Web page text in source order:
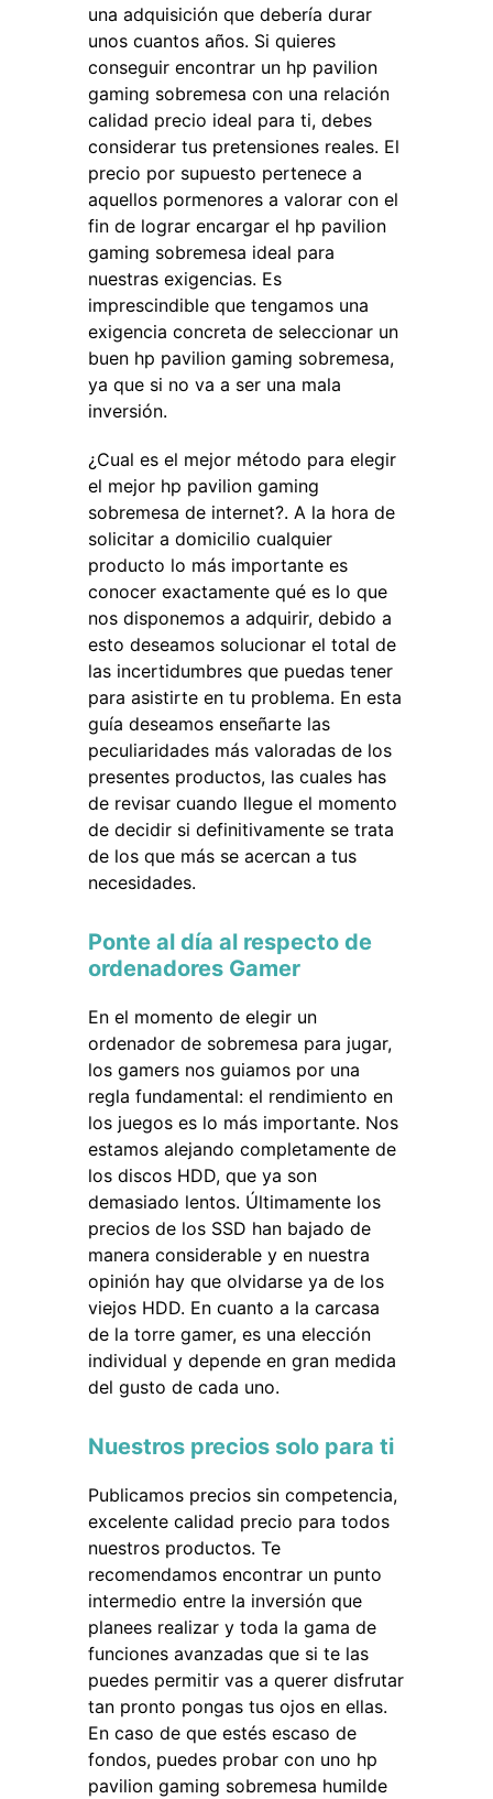
una adquisición que debería durar
unos cuantos años. Si quieres
conseguir encontrar un hp pavilion
gaming sobremesa con una relación
calidad precio ideal para ti, debes
considerar tus pretensiones reales. El
precio por supuesto pertenece a
aquellos pormenores a valorar con el
fin de lograr encargar el hp pavilion
gaming sobremesa ideal para
nuestras exigencias. Es
imprescindible que tengamos una
exigencia concreta de seleccionar un
buen hp pavilion gaming sobremesa,
ya que si no va a ser una mala
inversión.
¿Cual es el mejor método para elegir
el mejor hp pavilion gaming
sobremesa de internet?. A la hora de
solicitar a domicilio cualquier
producto lo más importante es
conocer exactamente qué es lo que
nos disponemos a adquirir, debido a
esto deseamos solucionar el total de
las incertidumbres que puedas tener
para asistirte en tu problema. En esta
guía deseamos enseñarte las
peculiaridades más valoradas de los
presentes productos, las cuales has
de revisar cuando llegue el momento
de decidir si definitivamente se trata
de los que más se acercan a tus
necesidades.
Ponte al día al respecto de
ordenadores Gamer
En el momento de elegir un
ordenador de sobremesa para jugar,
los gamers nos guiamos por una
regla fundamental: el rendimiento en
los juegos es lo más importante. Nos
estamos alejando completamente de
los discos HDD, que ya son
demasiado lentos. Últimamente los
precios de los SSD han bajado de
manera considerable y en nuestra
opinión hay que olvidarse ya de los
viejos HDD. En cuanto a la carcasa
de la torre gamer, es una elección
individual y depende en gran medida
del gusto de cada uno.
Nuestros precios solo para ti
Publicamos precios sin competencia,
excelente calidad precio para todos
nuestros productos. Te
recomendamos encontrar un punto
intermedio entre la inversión que
planees realizar y toda la gama de
funciones avanzadas que si te las
puedes permitir vas a querer disfrutar
tan pronto pongas tus ojos en ellas.
En caso de que estés escaso de
fondos, puedes probar con uno hp
pavilion gaming sobremesa humilde